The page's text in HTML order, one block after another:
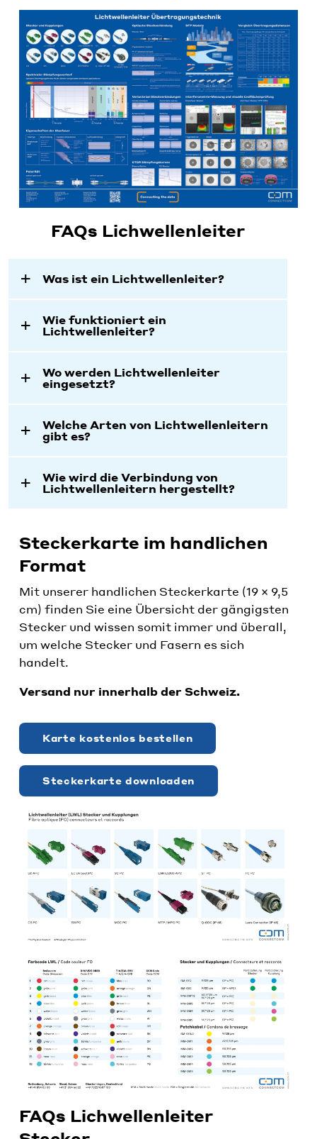
FAQs Lichwellenleiter
Was ist ein Lichtwellenleiter?
Wie funktioniert ein
Lichtwellenleiter?
Wo werden Lichtwellenleiter
eingesetzt?
Welche Arten von Lichtwellenleitern
gibt es?
Wie wird die Verbindung von
Lichtwellenleitern hergestellt?
Steckerkarte im handlichen
Format
Mit unserer handlichen Steckerkarte (19 × 9,5
cm) finden Sie eine Übersicht der gängigsten
Stecker und wissen somit immer und überall,
um welche Stecker und Fasern es sich
handelt.
Versand nur innerhalb der Schweiz.
Karte kostenlos bestellen
Steckerkarte downloaden
FAQs Lichwellenleiter